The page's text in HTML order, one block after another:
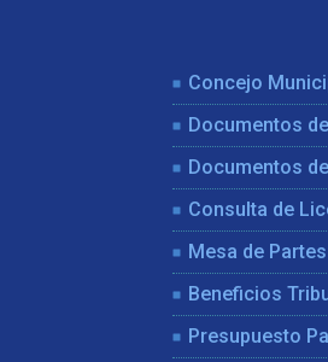
Concejo
Documentos
Documentos
Consulta de
Mesa de
Beneficios
Presupuesto